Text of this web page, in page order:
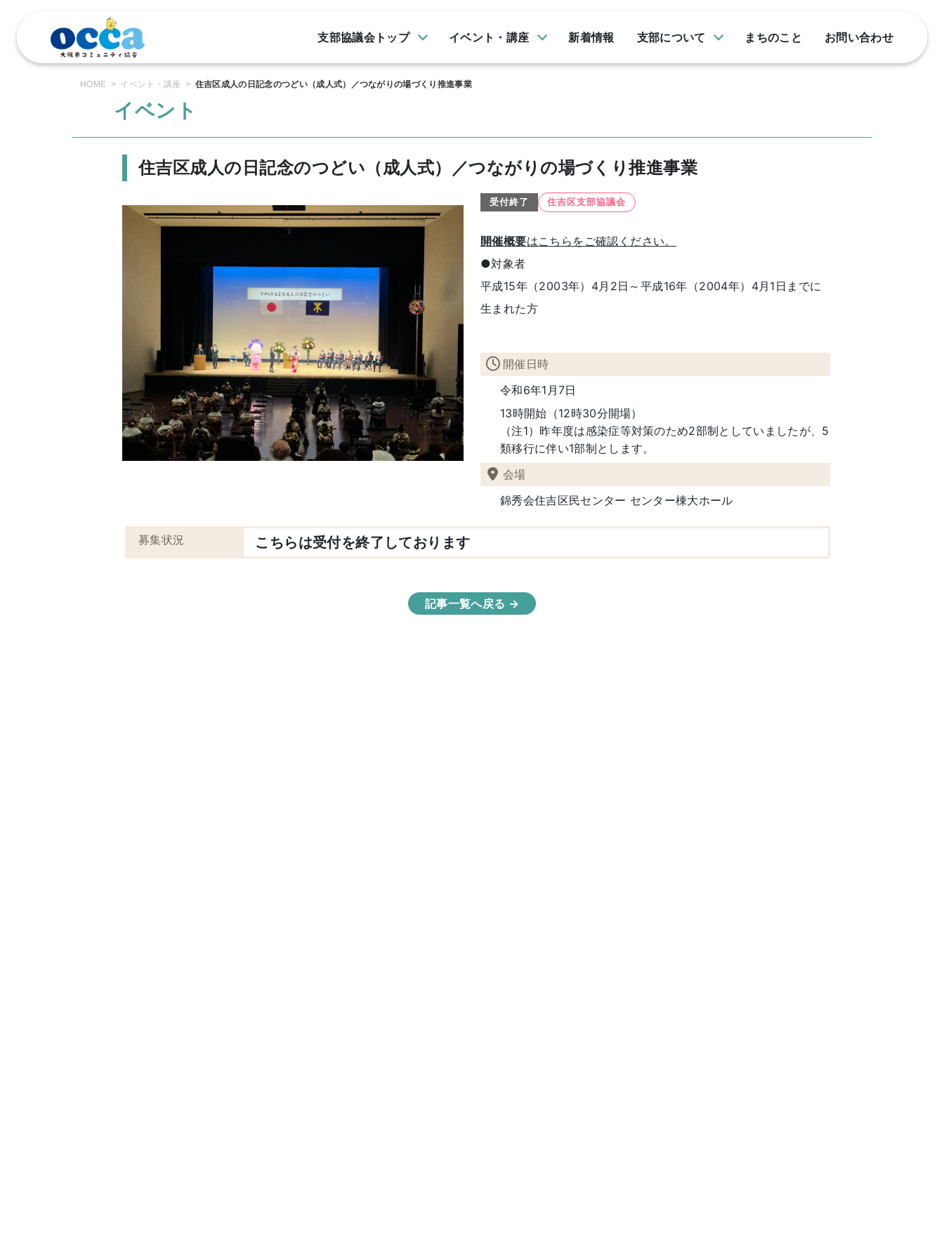
支部協議会トップ イベント・講座 新着情報 支部について まちのこと お問い合わせ
HOME イベント・講座 住吉区成人の日記念のつどい（成人式）／つながりの場づくり推進事業
イベント
住吉区成人の日記念のつどい（成人式）／つながりの場づくり推進事業
受付終了 住吉区支部協議会
開催概要はこちらをご確認ください。
●対象者
平成15年（2003年）4月2日～平成16年（2004年）4月1日までに
生まれた方
開催日時
令和6年1月7日
13時開始（12時30分開場）
（注1）昨年度は感染症等対策のため2部制としていましたが、5
類移行に伴い1部制とします。
会場
錦秀会住吉区民センター センター棟大ホール
募集状況 こちらは受付を終了しております
記事一覧へ戻る →